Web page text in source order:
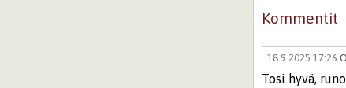
Kommentit
18.9.2025 17:26
Tosi hyvä,